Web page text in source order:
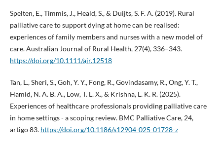
Spelten, E., Timmis, J., Heald, S., & Duijts, S. F. A. (2019). Rural
palliative care to support dying at home can be realised:
experiences of family members and nurses with a new model of
care. Australian Journal of Rural Health, 27(4), 336–343.
https://doi.org/10.1111/ajr.12518
Tan, L., Sheri, S., Goh, Y. Y., Fong, R., Govindasamy, R., Ong, Y. T.,
Hamid, N. A. B. A., Low, T. L. X., & Krishna, L. K. R. (2025).
Experiences of healthcare professionals providing palliative care
in home settings - a scoping review. BMC Palliative Care, 24,
artigo 83. https://doi.org/10.1186/s12904-025-01728-z